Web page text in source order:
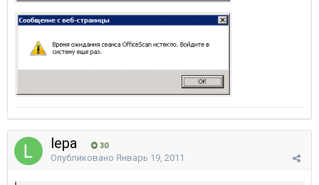
lepa 30
Опубликовано Январь 19, 2011